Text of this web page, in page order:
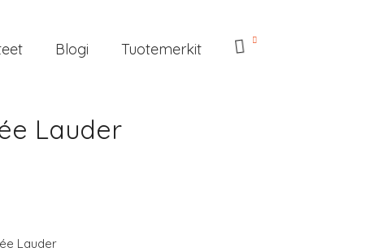
Blogi Tuotemerkit
Lauder
Lauder